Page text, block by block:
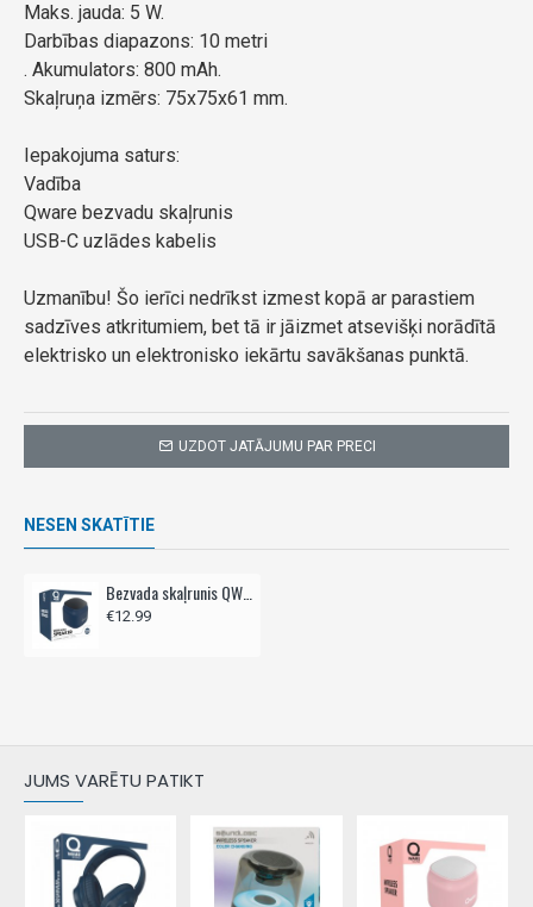
UZDOT JATĀJUMU PAR PRECI
Maks. jauda: 5 W.
Darbības diapazons: 10 metri
. Akumulators: 800 mAh.
Skaļruņa izmērs: 75x75x61 mm.
Iepakojuma saturs:
Vadība
Qware bezvadu skaļrunis
USB-C uzlādes kabelis
Uzmanību! Šo ierīci nedrīkst izmest kopā ar parastiem
sadzīves atkritumiem, bet tā ir jāizmet atsevišķi norādītā
elektrisko un elektronisko iekārtu savākšanas punktā.
NESEN SKATĪTIE
Bezvada skaļrunis QWARE, bluetooth 5.1 - zils
€12.99
JUMS VARĒTU PATIKT